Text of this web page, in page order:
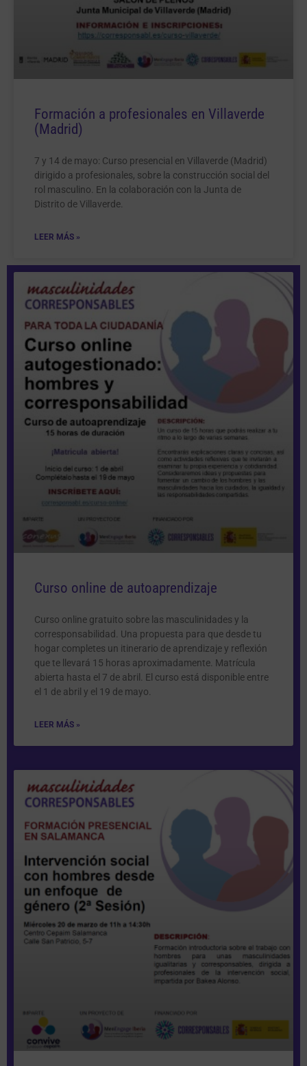
Formación a profesionales en Villaverde
(Madrid)
7 y 14 de mayo: Curso presencial en Villaverde (Madrid)
dirigido a profesionales, sobre la construcción social del
rol masculino. En la colaboración con la Junta de
Distrito de Villaverde.
LEER MÁS »
Curso online de autoaprendizaje
Curso online gratuito sobre las masculinidades y la
corresponsabilidad. Una propuesta para que desde tu
hogar completes un itinerario de aprendizaje y reflexión
que te llevará 15 horas aproximadamente. Matrícula
abierta hasta el 7 de abril. El curso está disponible entre
el 1 de abril y el 19 de mayo.
LEER MÁS »
Página